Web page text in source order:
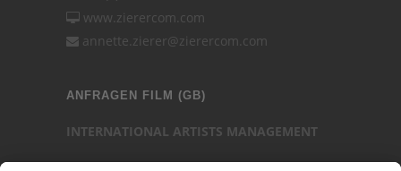
www.zierercom.com
annette.zierer@zierercom.com
ANFRAGEN FILM (GB)
INTERNATIONAL ARTISTS MANAGEMENT